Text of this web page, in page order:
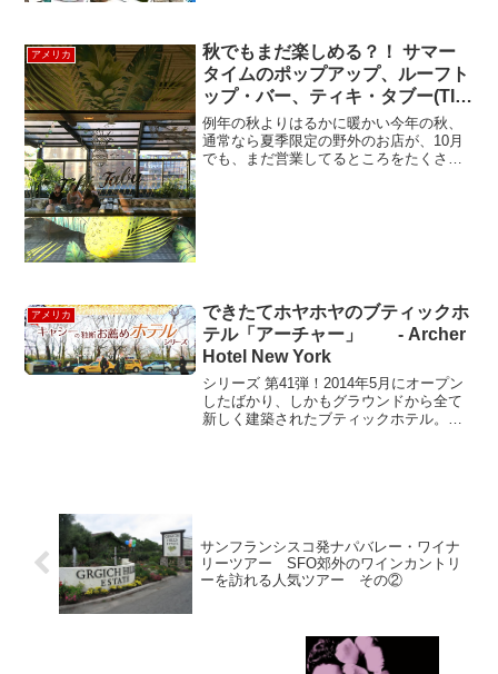
５０歩！目の前が自然史博物館、そして
セ...
アメリカ
秋でもまだ楽しめる？！ サマー
タイムのポップアップ、ルーフト
ップ・バー、ティキ・タブー(TIKI
TABU)
例年の秋よりはるかに暖かい今年の秋、
通常なら夏季限定の野外のお店が、10月
でも、まだ営業してるところをたくさん
アメリカ
できたてホヤホヤのブティックホ
テル「アーチャー」 - Archer
Hotel New York
シリーズ 第41弾！2014年5月にオープン
したばかり、しかもグラウンドから全て
新しく建築されたブティックホテル。ミ
サンフランシスコ発ナパバレー・ワイナ
リーツアー SFO郊外のワインカントリ
ーを訪れる人気ツアー その②